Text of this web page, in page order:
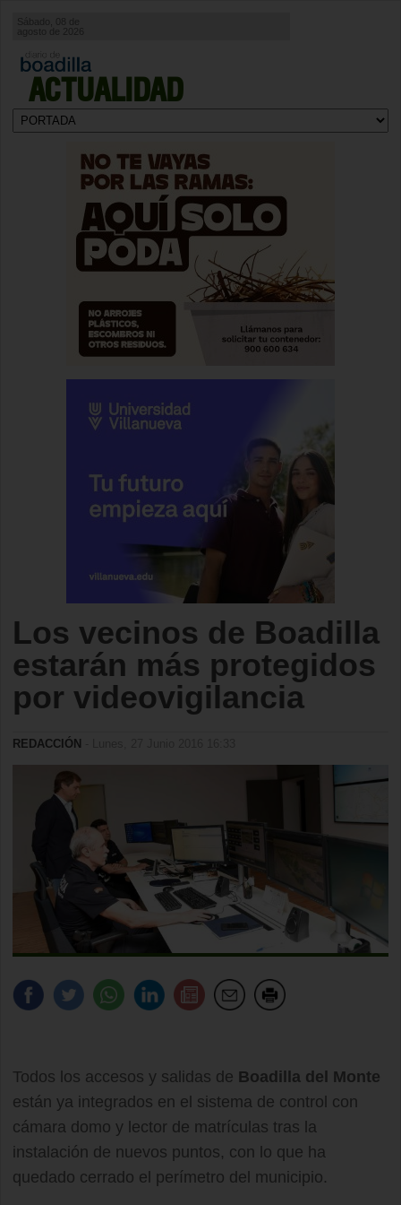
ACTUALIDAD
Sábado, 08 de
agosto de 2026
Los vecinos de Boadilla
estarán más protegidos
por videovigilancia
REDACCIÓN
Todos los accesos y salidas de Boadilla del Monte
están ya integrados en el sistema de control con
cámara domo y lector de matrículas tras la
instalación de nuevos puntos, con lo que ha
quedado cerrado el perímetro del municipio.